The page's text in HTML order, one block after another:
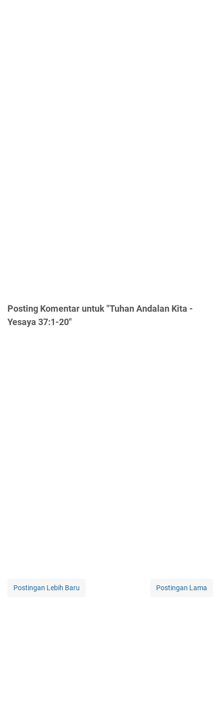
Posting Komentar untuk "Tuhan Andalan Kita -
Yesaya 37:1-20"
Postingan Lebih Baru Postingan Lama